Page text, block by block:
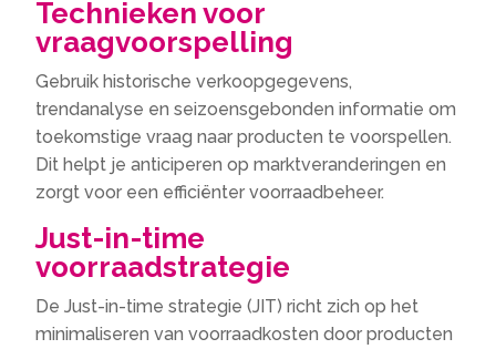
Technieken voor
vraagvoorspelling
Gebruik historische verkoopgegevens,
trendanalyse en seizoensgebonden informatie om
toekomstige vraag naar producten te voorspellen.
Dit helpt je anticiperen op marktveranderingen en
zorgt voor een efficiënter voorraadbeheer.
Just-in-time
voorraadstrategie
De Just-in-time strategie (JIT) richt zich op het
minimaliseren van voorraadkosten door producten